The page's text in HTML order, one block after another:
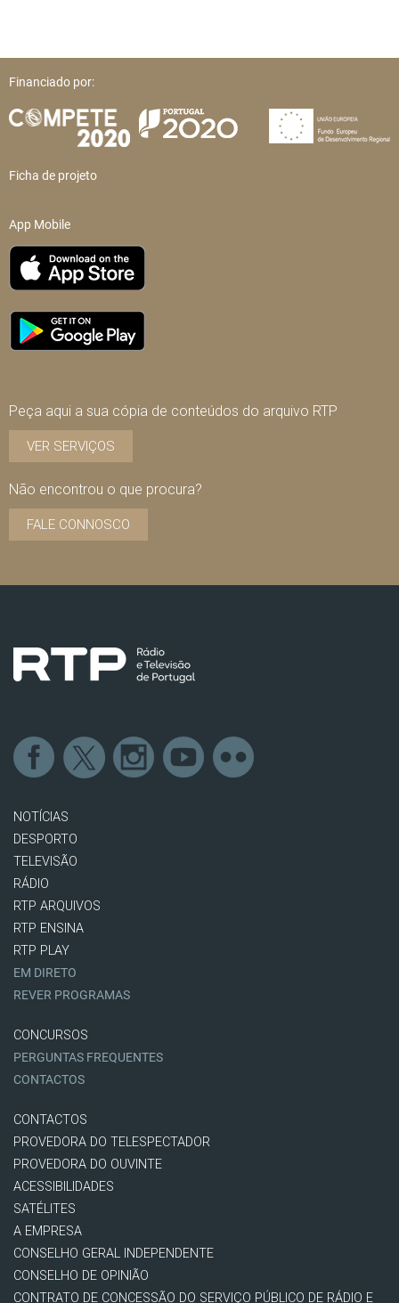
Financiado por:
Ficha de projeto
App Mobile
Peça aqui a sua cópia de conteúdos do arquivo RTP
VER SERVIÇOS
Não encontrou o que procura?
FALE CONNOSCO
NOTÍCIAS
DESPORTO
TELEVISÃO
RÁDIO
RTP ARQUIVOS
RTP ENSINA
RTP PLAY
EM DIRETO
REVER PROGRAMAS
CONCURSOS
PERGUNTAS FREQUENTES
CONTACTOS
CONTACTOS
PROVEDORA DO TELESPECTADOR
PROVEDORA DO OUVINTE
ACESSIBILIDADES
SATÉLITES
A EMPRESA
CONSELHO GERAL INDEPENDENTE
CONSELHO DE OPINIÃO
CONTRATO DE CONCESSÃO DO SERVIÇO PÚBLICO DE RÁDIO E